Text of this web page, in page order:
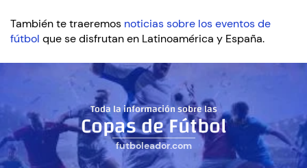
También te traeremos noticias sobre los eventos de
fútbol que se disfrutan en Latinoamérica y España.
Toda la información sobre las
Copas de Fútbol
futboleador.com